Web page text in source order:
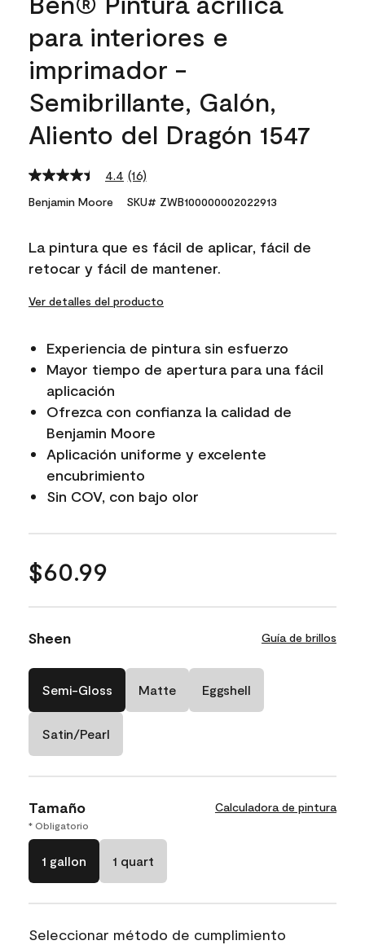
para interiores e
imprimador -
Semibrillante, Galón,
Aliento del Dragón 1547
4.4 Read
16
Reviews.
link.
(16)
Benjamin Moore SKU# ZWB100000002022913
La pintura que es fácil de aplicar, fácil de
retocar y fácil de mantener.
Ver detalles del producto
Experiencia de pintura sin esfuerzo
Mayor tiempo de apertura para una fácil
aplicación
Ofrezca con confianza la calidad de
Benjamin Moore
Aplicación uniforme y excelente
encubrimiento
Sin COV, con bajo olor
$60.99
Sheen Guía de brillos
Semi-Gloss Matte Eggshell
Satin/Pearl
Tamaño Calculadora de pintura
* Obligatorio
1 gallon 1 quart
Seleccionar método de cumplimiento